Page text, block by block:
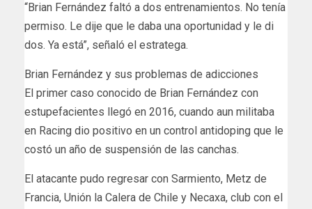
“Brian Fernández faltó a dos entrenamientos. No tenía
permiso. Le dije que le daba una oportunidad y le di
dos. Ya está”, señaló el estratega.
Brian Fernández y sus problemas de adicciones
El primer caso conocido de Brian Fernández con
estupefacientes llegó en 2016, cuando aun militaba
en Racing dio positivo en un control antidoping que le
costó un año de suspensión de las canchas.
El atacante pudo regresar con Sarmiento, Metz de
Francia, Unión la Calera de Chile y Necaxa, club con el